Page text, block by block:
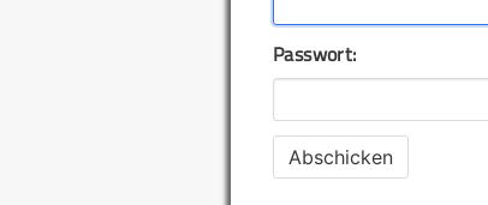
Passwort: